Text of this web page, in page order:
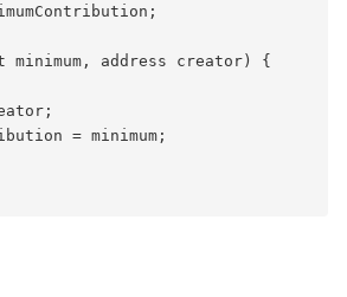
minimum, address creator) {
= minimum;